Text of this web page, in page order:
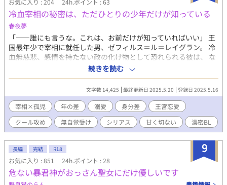
お気に入り : 204 24h.ポイント : 63
冷血宰相の秘密は、ただひとりの少年だけが知っている
春夜夢
「――誰にも言うな。これは、お前だけが知っていればいい」 王
国最年少で宰相に就任した男、ゼフィルス＝ル＝レイグラン。 冷
血無慈悲、感情を持たない政の化け物として恐れられる彼は、 な
ぜか、貧民街の少年リクを城へと引き取る。 誰に対しても一切の
温情を見せないその男が、 唯一リクにだけは、優しく微笑む――
その裏に隠された、王政を揺るがす“とある秘密”とは。 孤児の少
年が踏み入れたのは、 権謀術数渦巻く宰相の世界と、 その胸に秘
められた「決して触れてはならない過去」。 これは、孤独なふた
りが出会い、 やがて世界を変えていく、 静かで、甘くて、痛いほ
ど愛しい恋の物語。
続きを読む
文字数 14,425 最終更新日 2025.5.20 登録日 2025.5.16
宰相×孤児 年の差 溺愛 身分差
王宮恋愛
クール攻め
無自覚受け シリアス 甘く切ない 濃密BL
9
長編 完結 R18
お気に入り : 851 24h.ポイント : 28
危ない暴君神がおっさん聖女にだけ優しいです